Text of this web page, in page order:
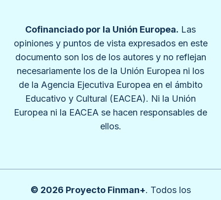
Cofinanciado por la Unión Europea. Las
opiniones y puntos de vista expresados en este
documento son los de los autores y no reflejan
necesariamente los de la Unión Europea ni los
de la Agencia Ejecutiva Europea en el ámbito
Educativo y Cultural (EACEA). Ni la Unión
Europea ni la EACEA se hacen responsables de
ellos.
© 2026 Proyecto Finman+. Todos los